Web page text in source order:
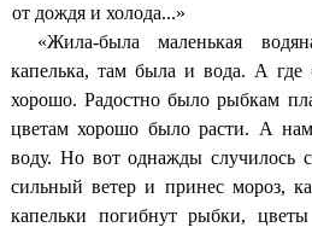
от дождя и холода...»
«Жила-была маленькая
капелька, там была и вода. А
хорошо. Радостно было рыбкам
цветам хорошо было расти. А
воду. Но вот однажды случилось
сильный ветер и принес мороз,
капельки погибнут рыбки,